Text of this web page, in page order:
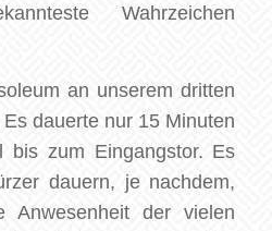
Wahrzeichen
an unserem dritten
dauerte nur 15 Minuten
bis zum Eingangstor. Es
dauern, je nachdem,
der vielen